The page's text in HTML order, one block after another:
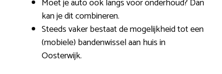
kan je dit combineren.
Steeds vaker bestaat de mogelijkheid tot een
(mobiele) bandenwissel aan huis in
Oosterwijk.